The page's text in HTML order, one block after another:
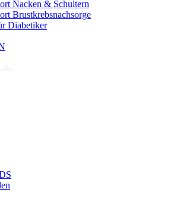
Nacken & Schultern
Brustkrebsnachsorge
Diabetiker